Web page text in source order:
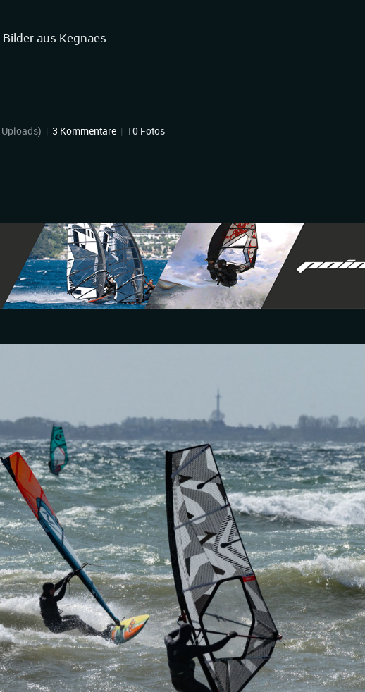
aus Kegnaes
| 3 Kommentare | 10 Fotos